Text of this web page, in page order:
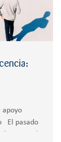
apoyo
El pasado